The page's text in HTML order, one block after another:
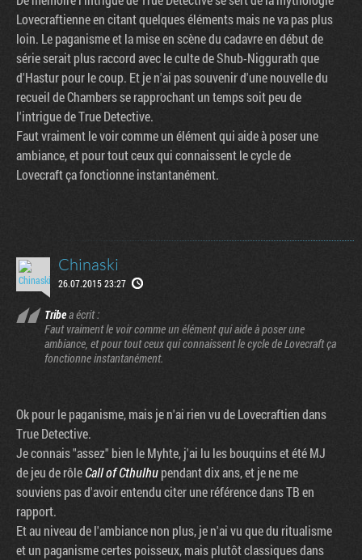
Lovecraftienne en citant quelques éléments mais ne va pas plus
loin. Le paganisme et la mise en scène du cadavre en début de
série serait plus raccord avec le culte de Shub-Niggurath que
d'Hastur pour le coup. Et je n'ai pas souvenir d'une nouvelle du
recueil de Chambers se rapprochant un temps soit peu de
l'intrigue de True Detective.
Faut vraiment le voir comme un élément qui aide à poser une
ambiance, et pour tout ceux qui connaissent le cycle de
Lovecraft ça fonctionne instantanément.
Chinaski
26.07.2015 23:27
Tribea écrit :
Faut vraiment le voir comme un élément qui aide à poser une
ambiance, et pour tout ceux qui connaissent le cycle de Lovecraft ça
fonctionne instantanément.
Ok pour le paganisme, mais je n'ai rien vu de Lovecraftien dans
True Detective.
Je connais "assez" bien le Myhte, j'ai lu les bouquins et été MJ
de jeu de rôleCall of Cthulhupendant dix ans, et je ne me
souviens pas d'avoir entendu citer une référence dans TB en
rapport.
Et au niveau de l'ambiance non plus, je n'ai vu que du ritualisme
et un paganisme certes poisseux, mais plutôt classiques dans